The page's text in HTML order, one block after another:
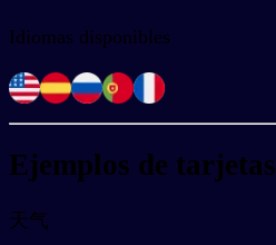
Idiomas disponibles
Ejemplos de tarjetas
天气